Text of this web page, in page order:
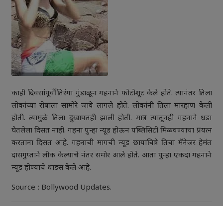
काही दिवसांपूर्वी तिरंगा गुंडाळून गहनाने फोटोशूट केले होते. त्यानंतर तिला
लोकांच्या रोषाला सामोरे जावे लागले होते. लोकांनी तिला मारहाण केली
होती. त्यामुळे तिला दुखापतही झाली होती. मात्र त्यातूनही गहनाने धडा
घेतलेला दिसत नाही. गहना पुन्हा न्यूड होऊन पब्लिसिटी मिळवण्याचा प्रयत्न
करताना दिसत आहे. गहनाची मागची न्यूड छायाचित्रे तिचा मॅनेजर हेमंत
दासगुप्ताने लीक केल्याचे नंतर समोर आले होते. आता पुन्हा एकदा गहनाने
न्यूड होण्याचे धाडस केले आहे.
Source : Bollywood Updates.